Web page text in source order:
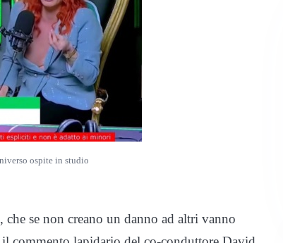
ospite in studio
che se non creano un danno ad altri vanno